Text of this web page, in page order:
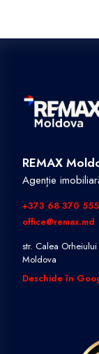
REMAX
Agenție
+373 68 370 555
office@remax.md
str. Calea
Moldova
Deschide în